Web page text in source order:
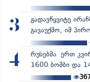
3
გადავწყვიტე
გავაუქმო, იმ
4
რუსებმა ერთ
1600 ბომბი და